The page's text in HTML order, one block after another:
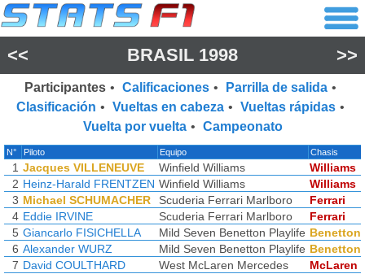
<< BRASIL 1998 >>
Participantes • Calificaciones • Parrilla de salida •
Clasificación • Vueltas en cabeza • Vueltas rápidas •
Vuelta por vuelta • Campeonato
N° Piloto Equipo Chasis
1 Jacques VILLENEUVE Winfield Williams
Williams
2 Heinz-Harald FRENTZEN Winfield Williams
Williams
3 Michael SCHUMACHER Scuderia Ferrari Marlboro
Ferrari
4 Eddie IRVINE Scuderia Ferrari Marlboro
Ferrari
5 Giancarlo FISICHELLA Mild Seven Benetton Playlife Benetton
6 Alexander WURZ Mild Seven Benetton Playlife Benetton
7 David COULTHARD West McLaren Mercedes
McLaren